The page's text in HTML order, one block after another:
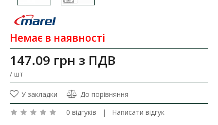
Немає в наявності
147.09 грн з ПДВ
/ шт
У закладки
До порівняння
0 відгуків | Написати відгук